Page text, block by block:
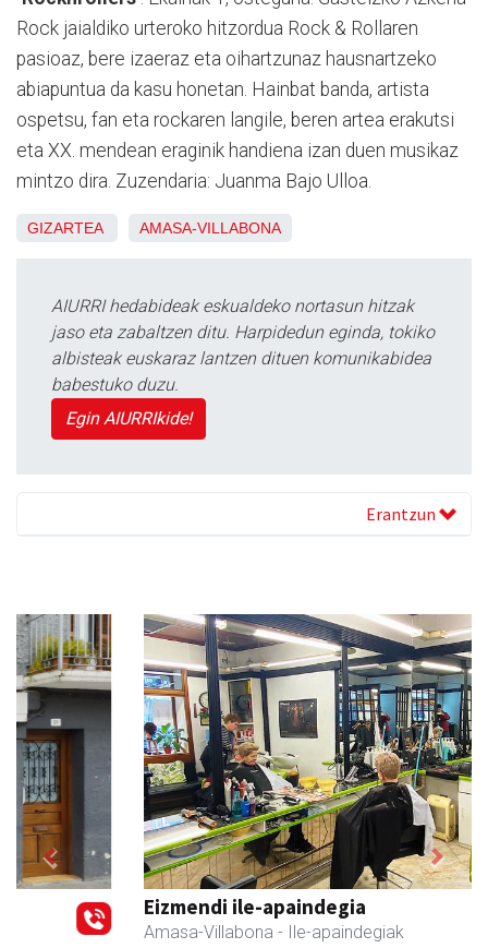
Rock jaialdiko urteroko hitzordua Rock & Rollaren
pasioaz, bere izaeraz eta oihartzunaz hausnartzeko
abiapuntua da kasu honetan. Hainbat banda, artista
ospetsu, fan eta rockaren langile, beren artea erakutsi
eta XX. mendean eraginik handiena izan duen musikaz
mintzo dira. Zuzendaria: Juanma Bajo Ulloa.
GIZARTEA AMASA-VILLABONA
AIURRI hedabideak eskualdeko nortasun hitzak
jaso eta zabaltzen ditu. Harpidedun eginda, tokiko
albisteak euskaraz lantzen dituen komunikabidea
babestuko duzu.
Egin AIURRIkide!
Erantzun
Eizmendi ile-apaindegia
Amasa-Villabona - Ile-apaindegiak
Previous Next